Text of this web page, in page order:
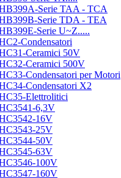
Serie TAA - TCA
Serie TDA - TEA
Serie U~Z.....
Condensatori
Ceramici 50V
Ceramici 500V
Condensatori per Motori
Condensatori X2
Elettrolitici
6,3V
16V
25V
50V
63V
100V
160V